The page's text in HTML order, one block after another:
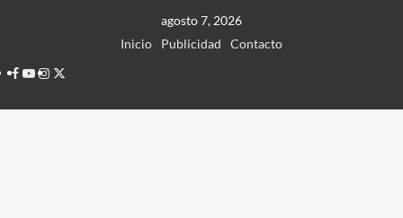
agosto 7, 2026
Inicio
Publicidad
Contacto
Facebook
Youtube
Instagram
Twitter